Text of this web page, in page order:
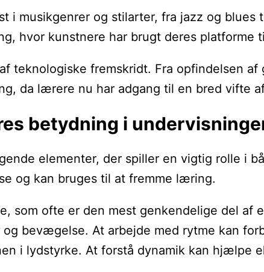
i musikgenrer og stilarter, fra jazz og
hvor kunstnere har brugt deres
fremskridt. Fra opfindelsen
da lærere nu har adgang til en bred vifte
betydning i
elementer, der spiller en vigtig rolle i
og kan bruges til at fremme læring.
som ofte er den mest genkendelige del
bevægelse. At arbejde med rytme kan
i lydstyrke. At forstå dynamik kan hjælpe